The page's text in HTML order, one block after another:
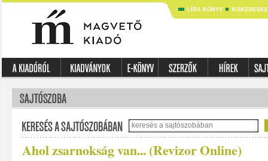
LÍRA KÖNYV
Ahol zsarnokság van... (Revizor Online)